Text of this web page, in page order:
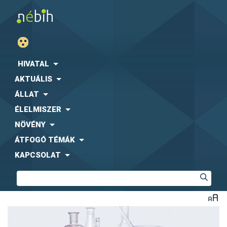
HIVATAL
AKTUÁLIS
ÁLLAT
ÉLELMISZER
NÖVÉNY
ÁTFOGÓ TÉMÁK
KAPCSOLAT